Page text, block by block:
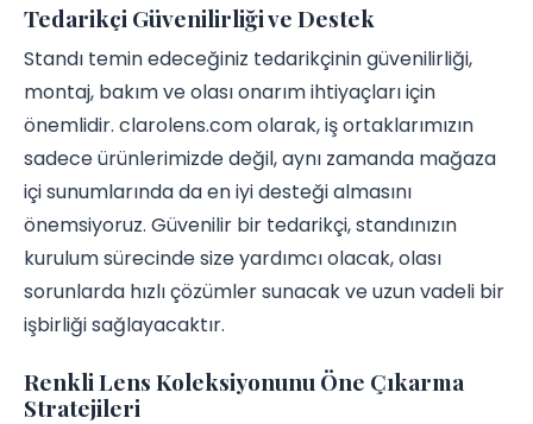
Tedarikçi Güvenilirliği ve Destek
Standı temin edeceğiniz tedarikçinin güvenilirliği,
montaj, bakım ve olası onarım ihtiyaçları için
önemlidir. clarolens.com olarak, iş ortaklarımızın
sadece ürünlerimizde değil, aynı zamanda mağaza
içi sunumlarında da en iyi desteği almasını
önemsiyoruz. Güvenilir bir tedarikçi, standınızın
kurulum sürecinde size yardımcı olacak, olası
sorunlarda hızlı çözümler sunacak ve uzun vadeli bir
işbirliği sağlayacaktır.
Renkli Lens Koleksiyonunu Öne Çıkarma
Stratejileri